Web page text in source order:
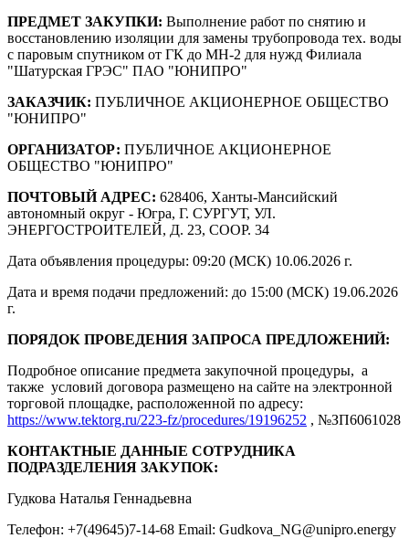
ПРЕДМЕТ ЗАКУПКИ: Выполнение работ по снятию и
восстановлению изоляции для замены трубопровода тех. воды
с паровым спутником от ГК до МН-2 для нужд Филиала
"Шатурская ГРЭС" ПАО "ЮНИПРО"
ЗАКАЗЧИК: ПУБЛИЧНОЕ АКЦИОНЕРНОЕ ОБЩЕСТВО
"ЮНИПРО"
ОРГАНИЗАТОР: ПУБЛИЧНОЕ АКЦИОНЕРНОЕ
ОБЩЕСТВО "ЮНИПРО"
ПОЧТОВЫЙ АДРЕС: 628406, Ханты-Мансийский
автономный округ - Югра, Г. СУРГУТ, УЛ.
ЭНЕРГОСТРОИТЕЛЕЙ, Д. 23, СООР. 34
Дата объявления процедуры: 09:20 (МСК) 10.06.2026 г.
Дата и время подачи предложений: до 15:00 (МСК) 19.06.2026
г.
ПОРЯДОК ПРОВЕДЕНИЯ ЗАПРОСА ПРЕДЛОЖЕНИЙ:
Подробное описание предмета закупочной процедуры, а
также условий договора размещено на сайте на электронной
торговой площадке, расположенной по адресу:
https://www.tektorg.ru/223-fz/procedures/19196252 , №ЗП6061028
КОНТАКТНЫЕ ДАННЫЕ СОТРУДНИКА
ПОДРАЗДЕЛЕНИЯ ЗАКУПОК:
Гудкова Наталья Геннадьевна
Телефон: +7(49645)7-14-68 Email: Gudkova_NG@unipro.energy